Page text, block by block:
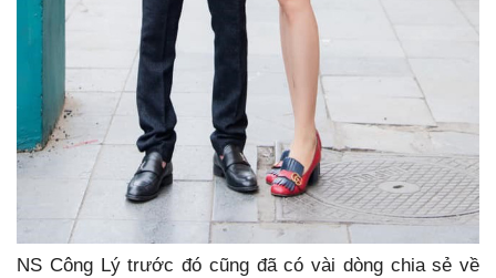
NS Công Lý trước đó cũng đã có vài dòng chia sẻ về